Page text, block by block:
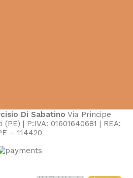
Di Sabatino Via Principe
| P:IVA: 01601640681 | REA:
– 114420